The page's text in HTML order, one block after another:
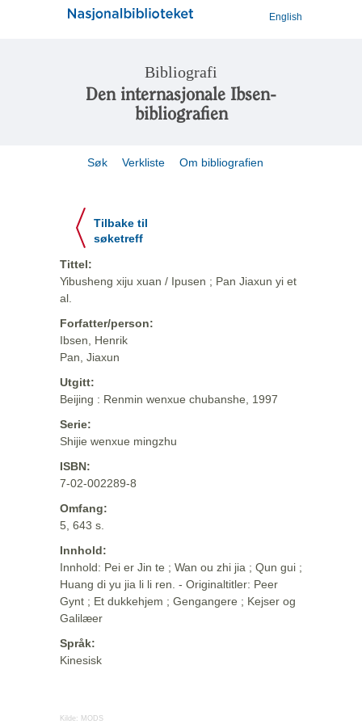
English
Bibliografi
Den internasjonale Ibsen-
bibliografien
Søk Verkliste Om bibliografien
Tilbake til
søketreff
Tittel:
Yibusheng xiju xuan / Ipusen ; Pan Jiaxun yi et
al.
Forfatter/person:
Ibsen, Henrik
Pan, Jiaxun
Utgitt:
Beijing : Renmin wenxue chubanshe, 1997
Serie:
Shijie wenxue mingzhu
ISBN:
7-02-002289-8
Omfang:
5, 643 s.
Innhold:
Innhold: Pei er Jin te ; Wan ou zhi jia ; Qun gui ;
Huang di yu jia li li ren. - Originaltitler: Peer
Gynt ; Et dukkehjem ; Gengangere ; Kejser og
Galilæer
Språk:
Kinesisk
Kilde: MODS